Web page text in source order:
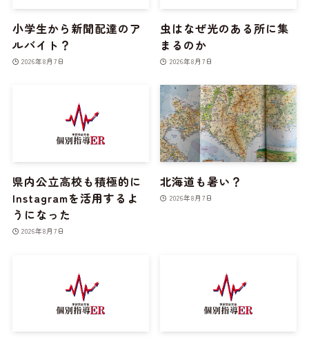
小学生から新聞配達のア
ルバイト？
2026年8月7日
虫はなぜ光のある所に集
まるのか
2026年8月7日
県内公立高校も積極的に
Instagramを活用するよ
うになった
2026年8月7日
北海道も暑い？
2026年8月7日